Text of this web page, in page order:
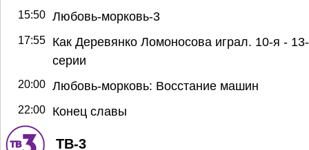
15:50 Любовь-морковь-3
17:55
Как Деревянко Ломоносова играл. 10-я -
серии
20:00 Любовь-морковь: Восстание машин
22:00 Конец славы
ТВ-3